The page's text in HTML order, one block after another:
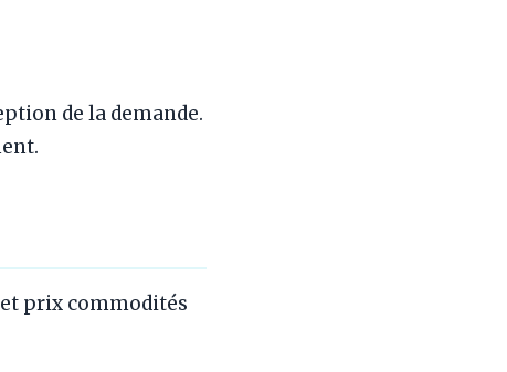
de la demande.
prix commodités